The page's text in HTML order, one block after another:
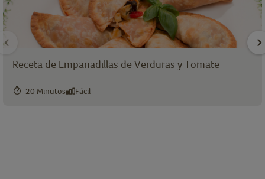
Receta de Empanadillas de Verduras y Tomate
20 Minutos Fácil